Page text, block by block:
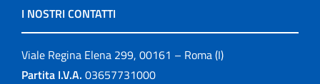
I NOSTRI CONTATTI
Viale Regina Elena 299, 00161 – Roma (I)
Partita I.V.A. 03657731000